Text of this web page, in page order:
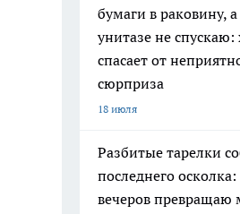
бумаги в раковину, а
унитазе не спускаю:
спасает от
сюрприза
18 июля
Разбитые тарелки
последнего осколка:
вечеров превращаю